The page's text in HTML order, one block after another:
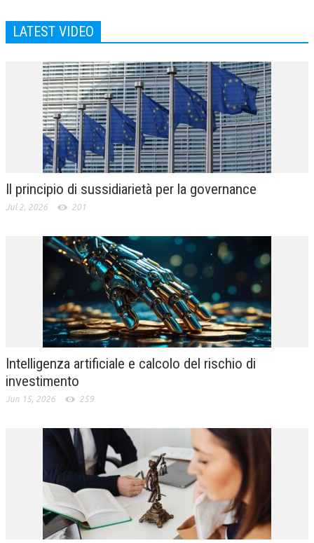
LATEST VIDEO
Il principio di sussidiarietà per la governance
Jul 2, 2026 201
Intelligenza artificiale e calcolo del rischio di
investimento
Jun 15, 2026 259